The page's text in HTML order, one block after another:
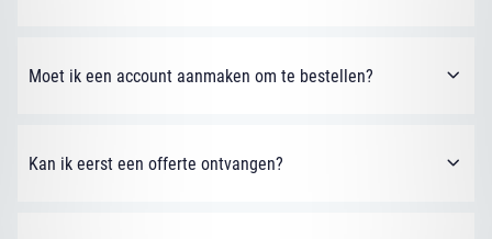
Moet ik een account aanmaken om te bestellen?
Kan ik eerst een offerte ontvangen?